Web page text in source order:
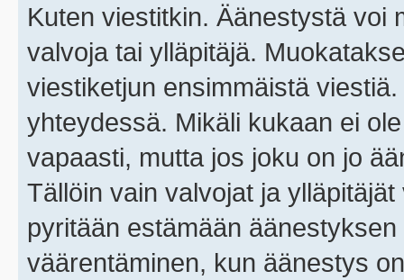
Kuten viestitkin. Äänestystä voi
valvoja tai ylläpitäjä.
viestiketjun ensimmäistä
yhteydessä. Mikäli kukaan ei
vapaasti, mutta jos joku on jo
Tällöin vain valvojat ja
pyritään estämään
väärentäminen, kun äänestys